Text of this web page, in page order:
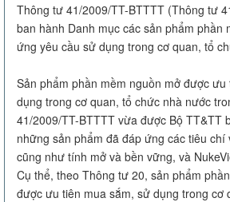
Thông tư 41/2009/TT-BTTTT (Thông tư
ban hành Danh mục các sản phẩm phần
ứng yêu cầu sử dụng trong cơ quan, tổ
Sản phẩm phần mềm nguồn mở được
dụng trong cơ quan, tổ chức nhà nước
41/2009/TT-BTTTT vừa được Bộ TT&TT
những sản phẩm đã đáp ứng các tiêu
cũng như tính mở và bền vững, và
Cụ thể, theo Thông tư 20, sản phẩm
được ưu tiên mua sắm, sử dụng trong cơ